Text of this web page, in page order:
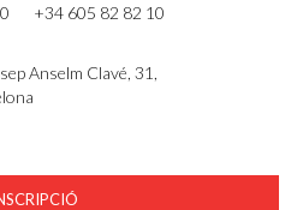
+34 605 82 82 10
Anselm Clavé, 31,